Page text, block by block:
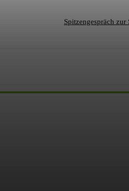
Spitzengespräch